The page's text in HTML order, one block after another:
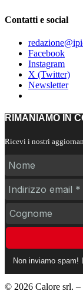
Contatti e social
Facebook
Instagram
X (Twitter)
Newsletter
RIMANIAMO IN
Ricevi i nostri
Non inviamo spam!
© 2026 Calore srl.